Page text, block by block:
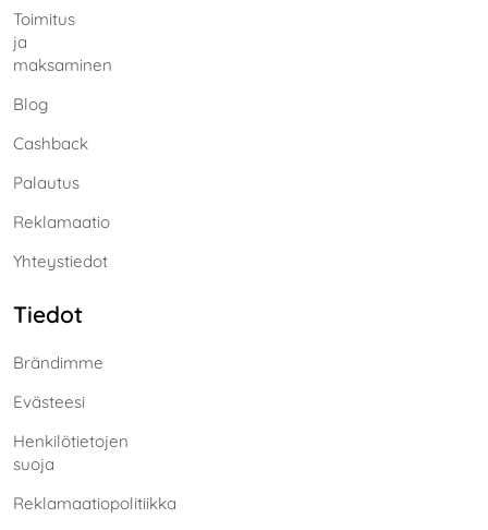
Toimitus
ja
maksaminen
Blog
Cashback
Palautus
Reklamaatio
Yhteystiedot
Tiedot
Brändimme
Evästeesi
Henkilötietojen
suoja
Reklamaatiopolitiikka